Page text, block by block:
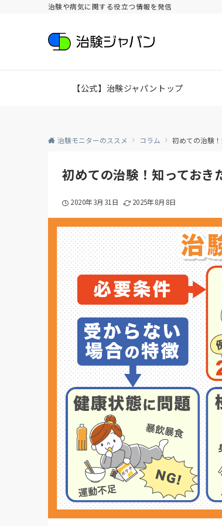
治験や病気に関する役立つ情報を発信
【公式】治験ジャパントップ
治験モニターのススメ コラム 初めての治験
初めての治験！知っておき
2020年3月31日 2025年8月8日